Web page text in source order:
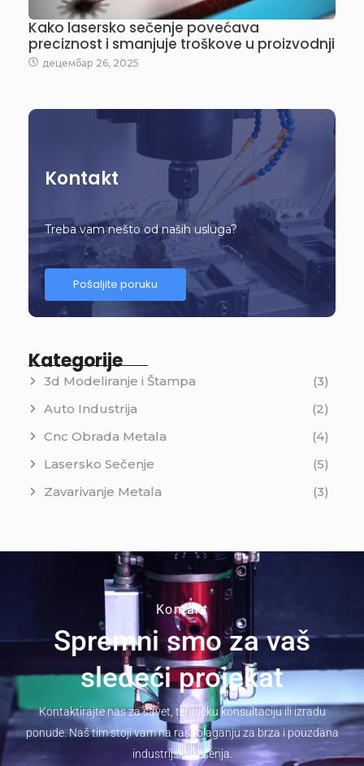
Kako lasersko sečenje povećava
preciznost i smanjuje troškove u proizvodnji
децембар 26, 2025
Kontakt
Treba vam nešto od naših usluga?
Pošaljite poruku
Kategorije
3d Modeliranje i Štampa
(3)
Auto Industrija
(2)
Cnc Obrada Metala
(4)
Lasersko Sečenje
(5)
Zavarivanje Metala
(3)
Kontakt
Spremni smo za vaš
sledeći projekat
Kontaktirajte nas za savet, tehničku konsultaciju ili izradu
ponude. Naš tim stoji vam na raspolaganju za brza i pouzdana
industrijska rešenja.